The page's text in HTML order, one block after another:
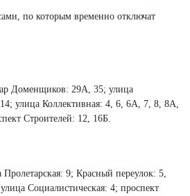
по которым временно отключат
Доменщиков: 29А, 35; улица
улица Коллективная: 4, 6, 6А, 7, 8, 8А,
Строителей: 12, 16Б.
9; Красный переулок: 5,
Социалистическая: 4; проспект